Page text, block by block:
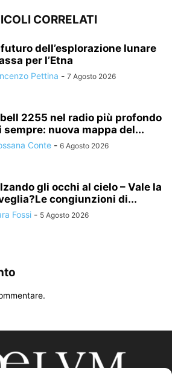
CORRELATI
dell’esplorazione lunare
per l’Etna
Pettina - 7 Agosto 2026
2255 nel radio più profondo
sempre: nuova mappa del...
Conte - 6 Agosto 2026
gli occhi al cielo – Vale la
congiunzioni di...
Fossi - 5 Agosto 2026